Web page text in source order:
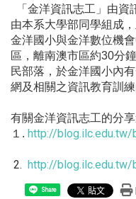
「金洋資訊志工」由
由本系大學部同學組成
金洋國小與金洋數位機
區，離南澳市區約30分
民部落，於金洋國小內
網及相關之資訊教育訓練
有關金洋資訊志工的分享
１. http://
2. http://
Share